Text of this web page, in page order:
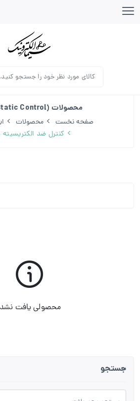
محصولات (Anti-Static Control)
صفحه نخست محصولات
کنترل ضد
محصولی یافت
جستجو